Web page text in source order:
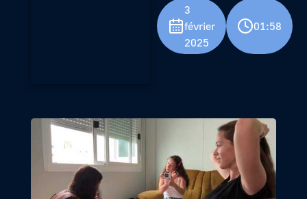
3
février
2025
01:58